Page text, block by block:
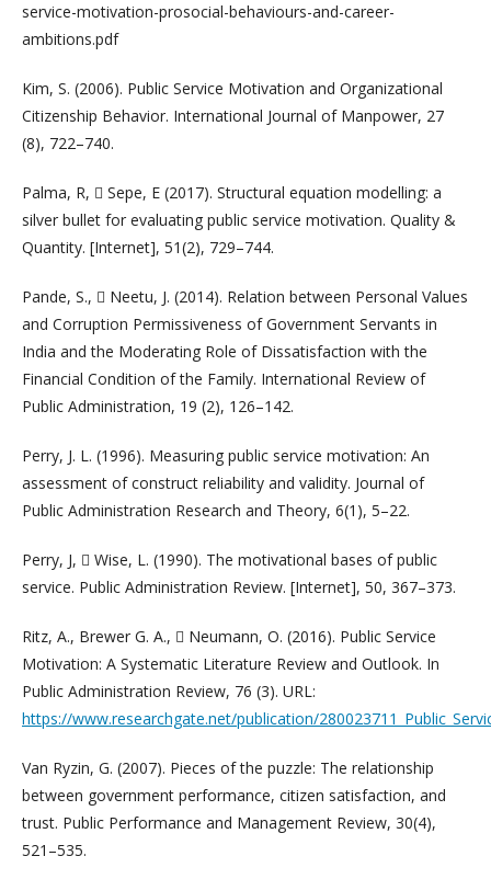
service-motivation-prosocial-behaviours-and-career-
ambitions.pdf
Kim, S. (2006). Public Service Motivation and Organizational
Citizenship Behavior. International Journal of Manpower, 27
(8), 722–740.
Palma, R,  Sepe, E (2017). Structural equation modelling: a
silver bullet for evaluating public service motivation. Quality &
Quantity. [Internet], 51(2), 729–744.
Pande, S.,  Neetu, J. (2014). Relation between Personal Values
and Corruption Permissiveness of Government Servants in
India and the Moderating Role of Dissatisfaction with the
Financial Condition of the Family. International Review of
Public Administration, 19 (2), 126–142.
Perry, J. L. (1996). Measuring public service motivation: An
assessment of construct reliability and validity. Journal of
Public Administration Research and Theory, 6(1), 5–22.
Perry, J,  Wise, L. (1990). The motivational bases of public
service. Public Administration Review. [Internet], 50, 367–373.
Ritz, A., Brewer G. A.,  Neumann, O. (2016). Public Service
Motivation: A Systematic Literature Review and Outlook. In
Public Administration Review, 76 (3). URL:
https://www.researchgate.net/publication/
Van Ryzin, G. (2007). Pieces of the puzzle: The relationship
between government performance, citizen satisfaction, and
trust. Public Performance and Management Review, 30(4),
521–535.